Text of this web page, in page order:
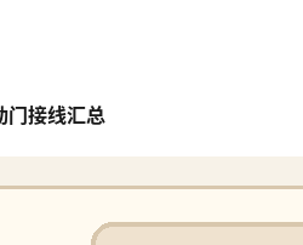
门接线汇总